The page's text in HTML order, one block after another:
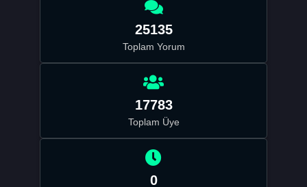
25135
Toplam Yorum
17783
Toplam Üye
0